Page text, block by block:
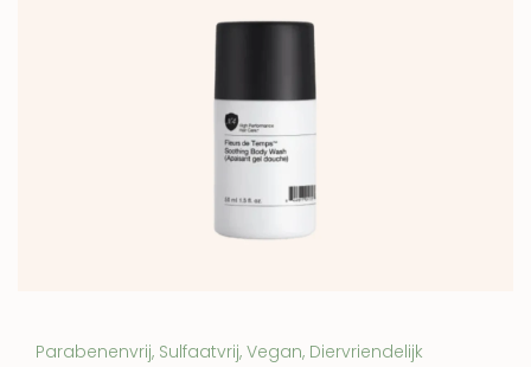
Parabenenvrij, Sulfaatvrij, Vegan, Diervriendelijk